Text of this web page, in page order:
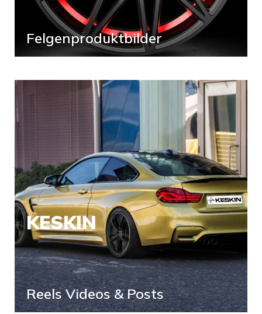
Felgenproduktbilder
Reels Videos & Posts
KESKIN